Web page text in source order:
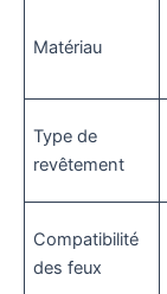
Matériau
Type de
revêtement
Compatibilité
des feux